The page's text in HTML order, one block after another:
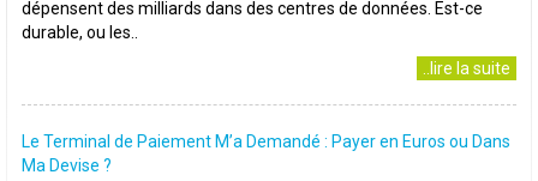
dépensent des milliards dans des centres de données. Est-ce
durable, ou les..
..lire la suite
Le Terminal de Paiement M’a Demandé : Payer en Euros ou Dans
Ma Devise ?